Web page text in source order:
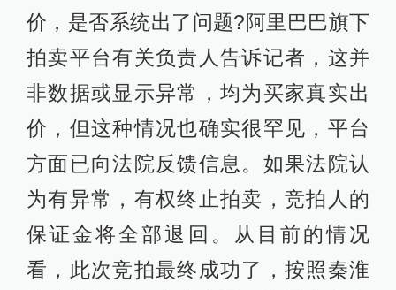
价，是否系统出了问题?阿里巴巴旗下
拍卖平台有关负责人告诉记者，这并
非数据或显示异常，均为买家真实出
价，但这种情况也确实很罕见，平台
方面已向法院反馈信息。如果法院认
为有异常，有权终止拍卖，竞拍人的
保证金将全部退回。从目前的情况
看，此次竞拍最终成功了，按照秦淮